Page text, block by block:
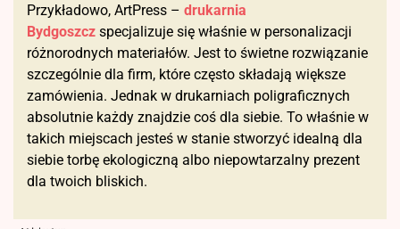
Przykładowo, ArtPress – drukarnia
Bydgoszcz specjalizuje się właśnie w personalizacji
różnorodnych materiałów. Jest to świetne rozwiązanie
szczególnie dla firm, które często składają większe
zamówienia. Jednak w drukarniach poligraficznych
absolutnie każdy znajdzie coś dla siebie. To właśnie w
takich miejscach jesteś w stanie stworzyć idealną dla
siebie torbę ekologiczną albo niepowtarzalny prezent
dla twoich bliskich.